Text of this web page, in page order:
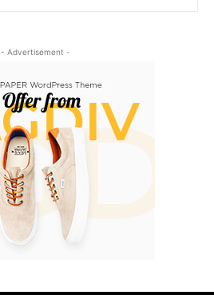
- Advertisement -